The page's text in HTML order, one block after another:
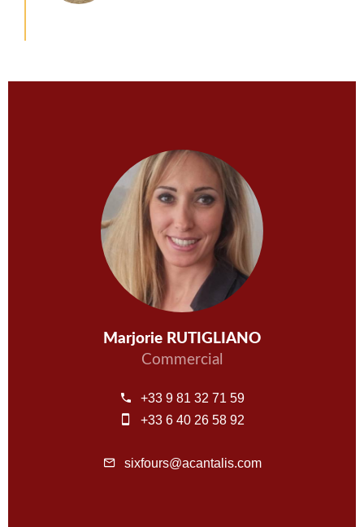
Marjorie RUTIGLIANO
Commercial
+33 9 81 32 71 59
+33 6 40 26 58 92
sixfours@acantalis.com